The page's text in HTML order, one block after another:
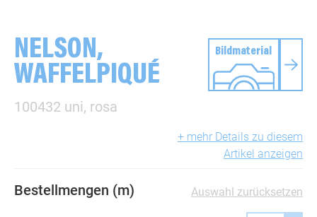
NELSON,
WAFFELPIQUÉ
100432 uni, rosa
Bildmaterial
+ mehr Details zu diesem
Artikel anzeigen
Bestellmengen (m) Auswahl zurücksetzen